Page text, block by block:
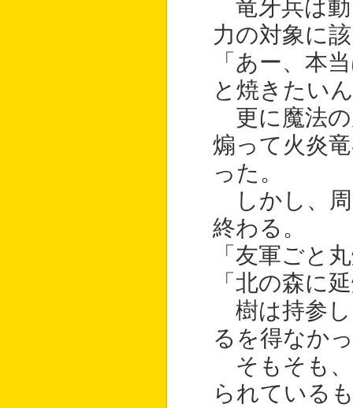
竜牙兵は動
力の対象に
「あー、本
と焼きたい
更に魔法の
煽って火炎
った。
しかし、周
終わる。
「友軍ごと
「北の森に
樹は持参し
るを得なか
そもそも、
られている